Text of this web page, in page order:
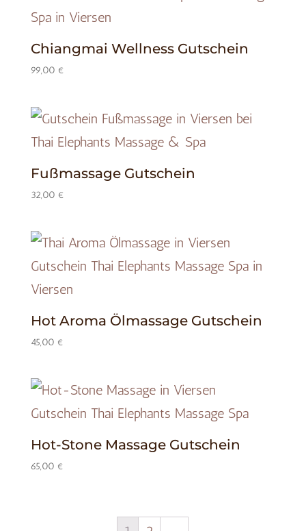
Chiangmai Wellness Gutschein
99,00 €
Fußmassage Gutschein
32,00 €
Hot Aroma Ölmassage Gutschein
45,00 €
Hot-Stone Massage Gutschein
65,00 €